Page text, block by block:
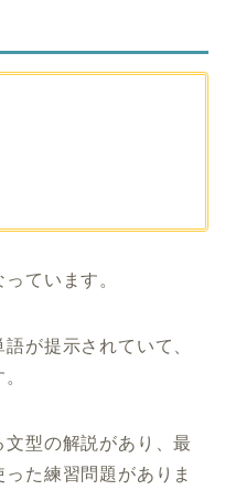
ています。
が提示されていて、
型の解説があり、最
た練習問題がありま